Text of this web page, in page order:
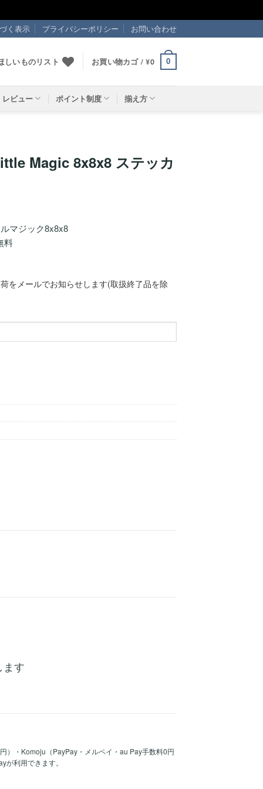
く表示 プライバシーポリシー お問い合わせ
しいものリスト お買い物カゴ /¥0 0
レビュー ポイント制度 揃え方
Magic 8x8x8 ステッカ
マジック8x8x8
料
をメールでお知らせします(取扱終了品を除
ます
）・Komoju（PayPay・メルペイ・au Pay手数料0円
利用できます。